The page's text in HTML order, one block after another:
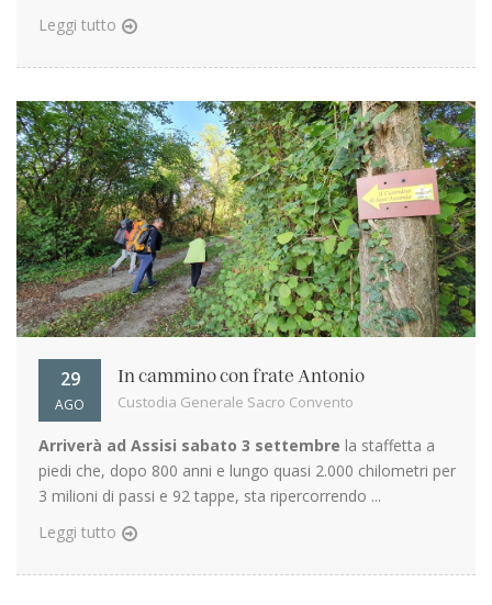
Leggi tutto
29
AGO
In cammino con frate Antonio
Custodia Generale Sacro Convento
Arriverà ad Assisi sabato 3 settembre la staffetta a
piedi che, dopo 800 anni e lungo quasi 2.000 chilometri per
3 milioni di passi e 92 tappe, sta ripercorrendo ...
Leggi tutto